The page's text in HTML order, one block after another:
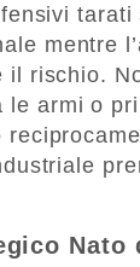
mentre
rischio.
armi o
Nato